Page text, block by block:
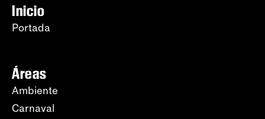
Inicio
Portada
Áreas
Ambiente
Carnaval